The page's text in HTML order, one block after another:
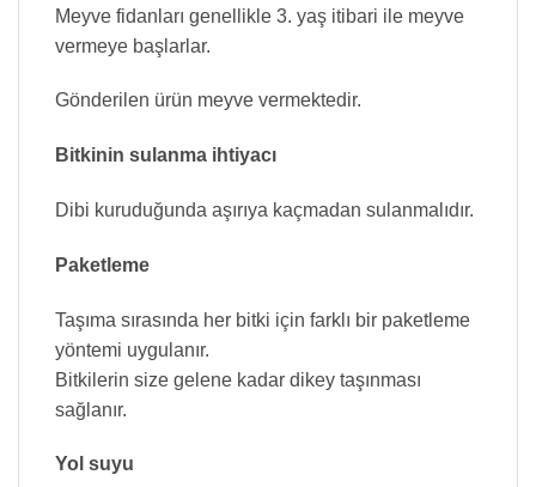
Meyve fidanları genellikle 3. yaş itibari ile meyve
vermeye başlarlar.
Gönderilen ürün meyve vermektedir.
Bitkinin sulanma ihtiyacı
Dibi kuruduğunda aşırıya kaçmadan sulanmalıdır.
Paketleme
Taşıma sırasında her bitki için farklı bir paketleme
yöntemi uygulanır.
Bitkilerin size gelene kadar dikey taşınması
sağlanır.
Yol suyu